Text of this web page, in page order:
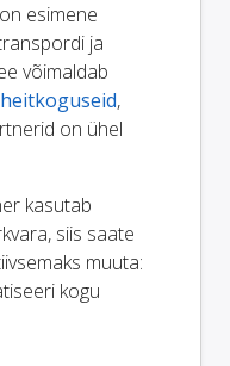
esimene
ja
võimaldab
,
on ühel
kasutab
siis saate
muuta:
kogu